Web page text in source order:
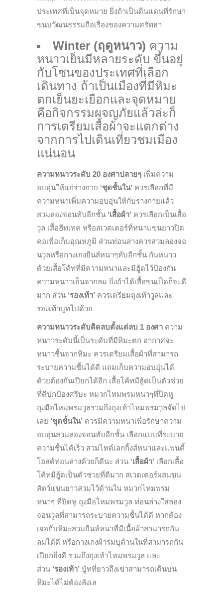
ประเทศที่เป็นจุดหมาย ยิ่งถ้าเป็นดินแดนที่รักษา
ขนบวัฒนธรรมถือเรื่องของความศรัทธา
Winter (ฤดูหนาว) ความ
หนาวเย็นมีหลายระดับ ขึ้นอยู่
กับโซนของประเทศที่เลือก
เดินทาง ถ้าเป็นเมืองที่มีหิมะ
ตกเย็นยะเยือกและจุดหมาย
คือกิจกรรมผจญภัยแล้วล่ะก็
การเตรียมเสื้อผ้าจะแตกต่าง
จากการไปเดินเที่ยวชมเมือง
แน่นอน
ความหนาวระดับ 20 องศาปลายๆ เพิ่มความ
อบอุ่นให้แก่ร่างกาย ‘ชุดชั้นใน’ ควรเลือกที่มี
ความหนาเพิ่มความอบอุ่นให้กับร่างกายแล้ว
สวมลองจอนทับอีกชั้น ‘เสื้อผ้า’ ควรเลือกเป็นเสื้อ
วูล เสื้อฮีทเทค หรือสเวตเตอร์ที่หนาแขนยาวปิด
คอเพื่อเก็บอุณหภูมิ ส่วนท่อนล่างควรสวมลองจอ
นวูลหรือกางเกงยีนส์หนาๆทับอีกชั้น กันหนาว
ด้วยเสื้อโค้ทที่มีความหนาและมีฮู้ดไว้ป้องกัน
ความหนาวเย็นจากลม ยิ่งถ้าได้เสื้อขนเป็ดก็จะดี
มาก ส่วน ‘รองเท้า’ ควรเตรียมถุงเท้าวูลและ
รองเท้าบูทไปด้วย
ความหนาวระดับติดลบตั้งแต่ลบ 1 องศา ความ
หนาวระดับนี้เป็นระดับที่มีหิมะตก อากาศจะ
หนาวชื้นจากหิมะ ควรเตรียมเสื้อผ้าที่สามารถ
ระบายความชื้นได้ดี แถมเก็บความอบอุ่นได้
ด้วยต้องกันเปียกได้อีก เสื้อโค้ทมีฮู้ดเป็นตัวช่วย
ที่ดีปกป้องศรีษะ หมวกไหมพรมหนาๆที่ปิดหู
ถุงมือไหมพรมวูลรวมถึงถุงเท้าไหมพรมวูลจัดไป
เลย ‘ชุดชั้นใน’ ควรมีความหนาเพื่อรักษาความ
อบอุ่นสวมลองจอนทับอีกชั้น เลือกแบบที่ระบาย
ความชื้นได้เร็ว สวมไทต์เลกกิ้งส์หนาและแพนตี้
โฮสด้ท่อนล่างด้วยก็ดีนะ ส่วน ‘เสื้อผ้า’ เลือกเสื้อ
โค้ทมีฮู้ดเป็นตัวช่วยที่ดีมาก สเวตเตอร์ผสมขน
สัตว์แขนยาวสวมไว้ด้านใน หมวกไหมพรม
หนาๆ ที่ปิดหู ถุงมือไหมพรมวูล ท่อนล่างใส่ลอง
จอนวูลที่สามารถระบายความชื้นได้ดี หากต้อง
เจอกับหิมะสวมยีนห์หนาที่มีเนื้อผ้าสามารถกัน
ลมได้ดี หรือกางเกงผ้าร่มบุด้านในที่สามารถกัน
เปียกยิ่งดี รวมถึงถุงเท้าไหมพรมวูล และ
ส่วน ‘รองเท้า’ บู้ทที่ยาวถึงเข่าสามารถเดินบน
หิมะได้ไม่ต้องลังเล